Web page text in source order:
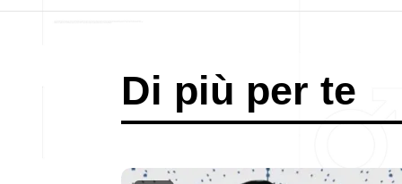
Di più per te